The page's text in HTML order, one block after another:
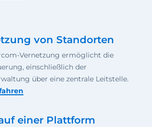
von Standorten
Vernetzung ermöglicht die
einschließlich der
über eine zentrale Leitstelle.
einer Plattform